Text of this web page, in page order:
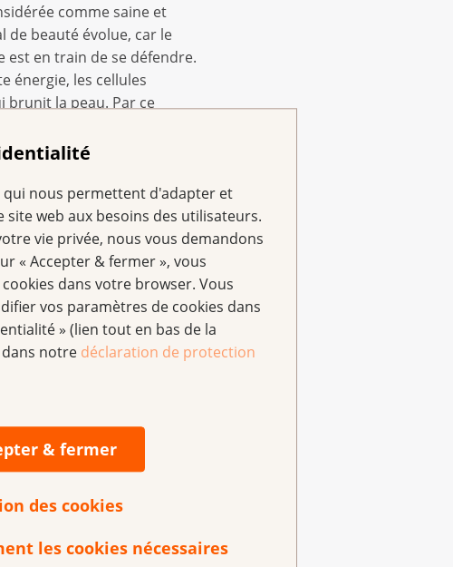
qui nous permettent d'adapter et
web aux besoins des utilisateurs.
vie privée, nous vous demandons
« Accepter & fermer », vous
dans votre browser. Vous
vos paramètres de cookies dans
» (lien tout en bas de la
notre déclaration de protection
& fermer
des cookies
les cookies nécessaires
comme saine et
de beauté évolue, car le
est en train de se défendre.
énergie, les cellules
brunit la peau. Par ce
rayons UVA à ondes plus
et endommagent le tissu
des taches de vieillesse
au soleil d’été en l’exposant à
solarium : il ne sert à rien de
mondiale de la
élevée de risques de cancer.
et du développement du
Suisse développent un
a néanmoins de bonnes
émet les recommandations
plein soleil à la mi-journée et
et 15 heures. Un écran
UVB. Il doit donc arborer le